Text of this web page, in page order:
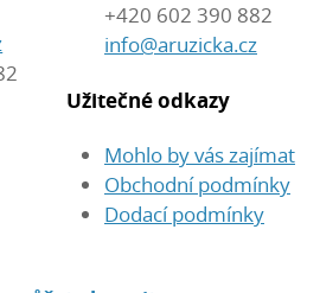
+420 602 390 882
info@aruzicka.cz
Užitečné odkazy
Mohlo by vás zajímat
Obchodní podmínky
Dodací podmínky